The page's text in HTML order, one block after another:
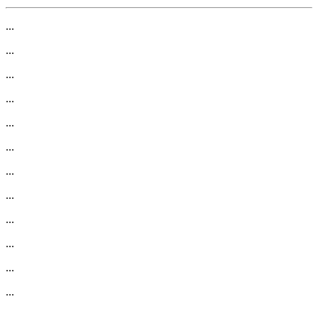
...
...
...
...
...
...
...
...
...
...
...
...